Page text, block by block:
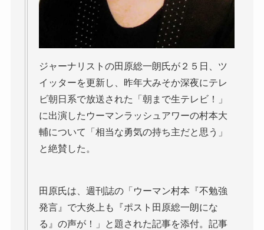
ジャーナリストの田原総一朗氏が２５日、ツ
イッターを更新し、昨年大みそか深夜にテレ
ビ朝日系で放送された「朝まで生テレビ！」
に出演したウーマンラッシュアワーの村本大
輔について「相当な勇気の持ち主だと思う」
と絶賛した。
田原氏は、週刊誌の「ウーマン村本『不勉強
発言』で大炎上も『ポスト田原総一朗にな
る』の声が！」と題された記事を添付。記事